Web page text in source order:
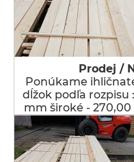
Prodej /
Ponúkame
dĺžok podľa rozpisu
mm široké -